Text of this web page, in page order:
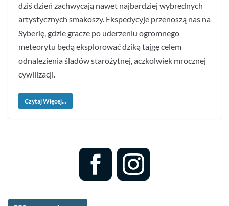
dziś dzień zachwycają nawet najbardziej wybrednych
artystycznych smakoszy. Ekspedycyje przenoszą nas na
Syberię, gdzie gracze po uderzeniu ogromnego
meteorytu będą eksplorować dziką tajgę celem
odnalezienia śladów starożytnej, aczkolwiek mrocznej
cywilizacji.
Czytaj Więcej...